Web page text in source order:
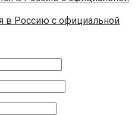
в Россию с официальной